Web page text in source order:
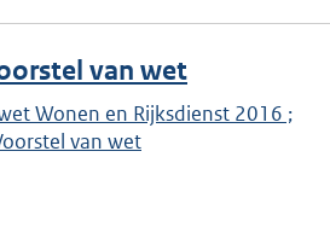
van wet
Wonen en Rijksdienst 2016 ;
van wet